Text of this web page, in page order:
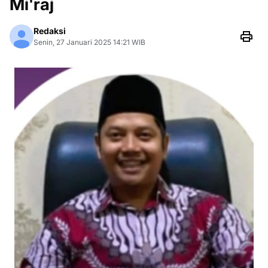
Mi'raj
Redaksi
Senin, 27 Januari 2025 14:21 WIB